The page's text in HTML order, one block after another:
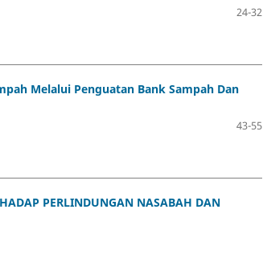
24-32
Melalui Penguatan Bank Sampah Dan
43-55
PERLINDUNGAN NASABAH DAN